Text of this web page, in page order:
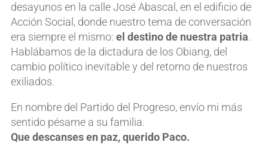
desayunos en la calle José Abascal, en el edificio de
Acción Social, donde nuestro tema de conversación
era siempre el mismo: el destino de nuestra patria.
Hablábamos de la dictadura de los Obiang, del
cambio político inevitable y del retorno de nuestros
exiliados.
En nombre del Partido del Progreso, envío mi más
sentido pésame a su familia.
Que descanses en paz, querido Paco.